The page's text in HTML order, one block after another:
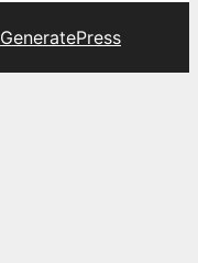
GeneratePress